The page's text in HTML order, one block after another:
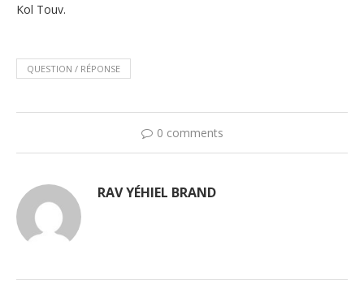
Kol Touv.
QUESTION / RÉPONSE
0 comments
RAV YÉHIEL BRAND